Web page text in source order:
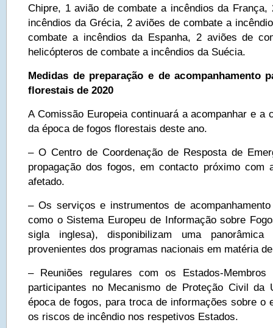
Chipre, 1 avião de combate a incêndios da
incêndios da Grécia, 2 aviões de combate a
combate a incêndios da Espanha, 2 aviões de
helicópteros de combate a incêndios da Suécia.
Medidas de preparação e de acompanhamento
florestais de 2020
A Comissão Europeia continuará a acompanhar e a
da época de fogos florestais deste ano.
– O Centro de Coordenação de Resposta de
propagação dos fogos, em contacto próximo com
afetado.
– Os serviços e instrumentos de
como o Sistema Europeu de Informação sobre
sigla inglesa), disponibilizam uma panorâmica
provenientes dos programas nacionais em matéria
– Reuniões regulares com os Estados-
participantes no Mecanismo de Proteção Civil da
época de fogos, para troca de informações sobre o
os riscos de incêndio nos respetivos Estados.